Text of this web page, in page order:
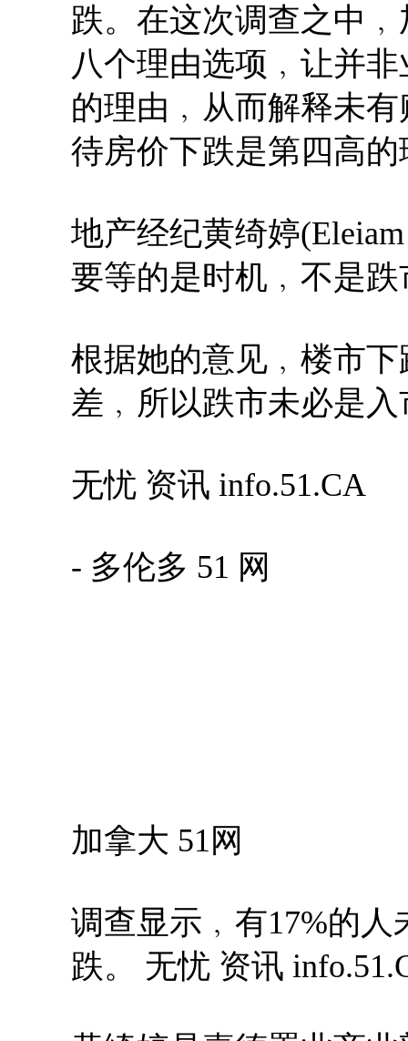
跌。在这次调查之中
八个理由选项﹐让并
的理由﹐从而解释未
待房价下跌是第四高的
地产经纪黄绮婷
要等的是时机﹐不是跌
根据她的意见﹐楼市
差﹐所以跌市未必是
无忧 资讯 info.51.CA
- 多伦多 51 网
加拿大 51网
调查显示﹐有17%的
跌。 无忧 资讯